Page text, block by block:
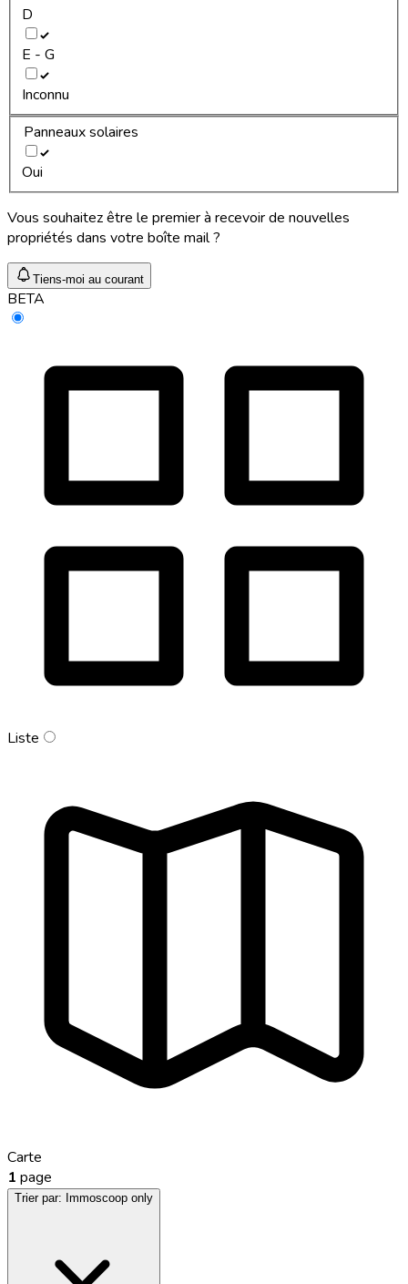
D
E - G
Inconnu
Panneaux solaires
Oui
Vous souhaitez être le premier à recevoir de nouvelles
propriétés dans votre boîte mail ?
Tiens-moi au courant
BETA
Liste
Carte
1 page
Trier par: Immoscoop only